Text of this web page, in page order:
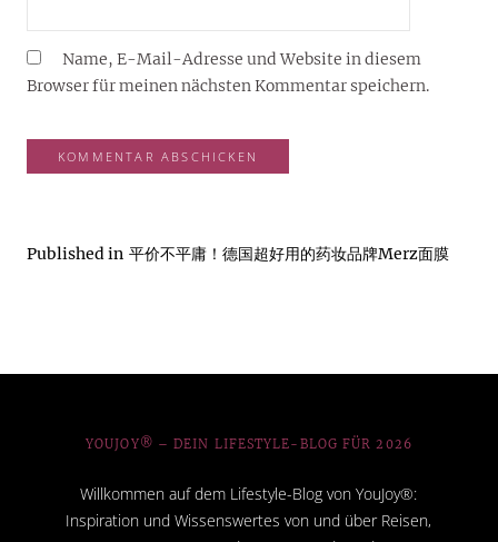
Name, E-Mail-Adresse und Website in diesem
Browser für meinen nächsten Kommentar speichern.
Published in 平价不平庸！德国超好用的药妆品牌Merz面膜
YOUJOY® – DEIN LIFESTYLE-BLOG FÜR 2026
Willkommen auf dem Lifestyle-Blog von YouJoy®:
Inspiration und Wissenswertes von und über Reisen,